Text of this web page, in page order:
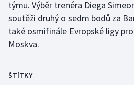
týmu. Výběr trenéra Diega
soutěži druhý o sedm bodů za
také osmifinále Evropské ligy
Moskva.
ŠTÍTKY